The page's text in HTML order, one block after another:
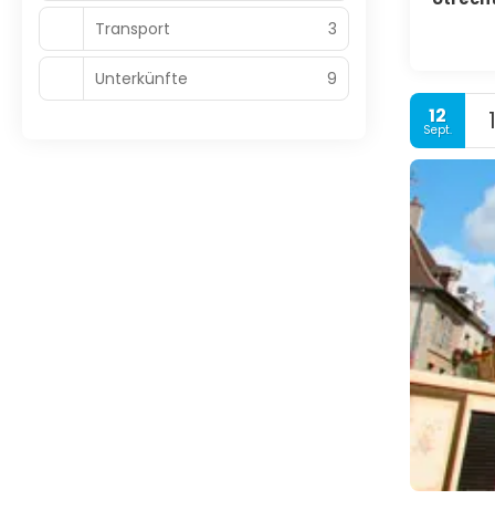
12
Sept.
Transport 3
Unterkünfte 9